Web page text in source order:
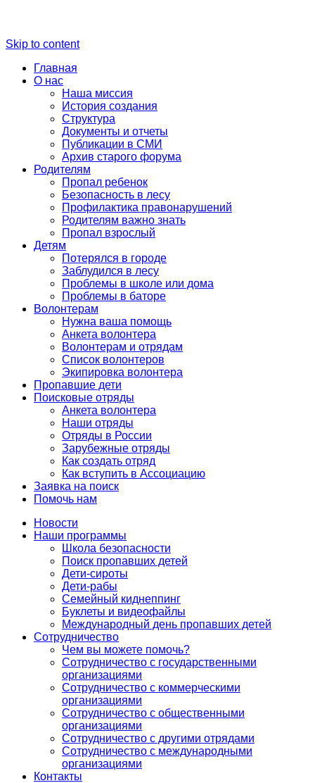
Skip to content
Главная
О нас
Наша миссия
История создания
Структура
Документы и отчеты
Публикации в СМИ
Архив старого форума
Родителям
Пропал ребенок
Безопасность в лесу
Профилактика правонарушений
Родителям важно знать
Пропал взрослый
Детям
Потерялся в городе
Заблудился в лесу
Проблемы в школе или дома
Проблемы в баторе
Волонтерам
Нужна ваша помощь
Анкета волонтера
Волонтерам и отрядам
Список волонтеров
Экипировка волонтера
Пропавшие дети
Поисковые отряды
Анкета волонтера
Наши отряды
Отряды в России
Зарубежные отряды
Как создать отряд
Как вступить в Ассоциацию
Заявка на поиск
Помочь нам
Новости
Наши программы
Школа безопасности
Поиск пропавших детей
Дети-сироты
Дети-рабы
Семейный киднеппинг
Буклеты и видеофайлы
Международный день пропавших детей
Сотрудничество
Чем вы можете помочь?
Сотрудничество с государственными
организациями
Сотрудничество с коммерческими
организациями
Сотрудничество с общественными
организациями
Сотрудничество с другими отрядами
Сотрудничество с международными
организациями
Контакты